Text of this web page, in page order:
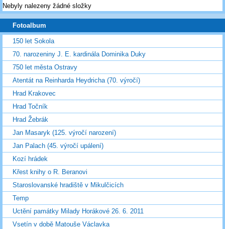
Nebyly nalezeny žádné složky
Fotoalbum
150 let Sokola
70. narozeniny J. E. kardinála Dominika Duky
750 let města Ostravy
Atentát na Reinharda Heydricha (70. výročí)
Hrad Krakovec
Hrad Točník
Hrad Žebrák
Jan Masaryk (125. výročí narození)
Jan Palach (45. výročí upálení)
Kozí hrádek
Křest knihy o R. Beranovi
Staroslovanské hradiště v Mikulčicích
Temp
Uctění památky Milady Horákové 26. 6. 2011
Vsetín v době Matouše Václavka